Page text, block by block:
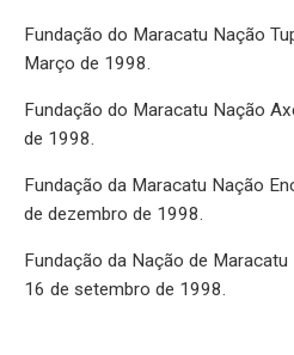
Fundação do Maracatu Nação
Março de 1998.
Fundação do Maracatu Nação
de 1998.
Fundação da Maracatu Nação
de dezembro de 1998.
Fundação da Nação de
16 de setembro de 1998.